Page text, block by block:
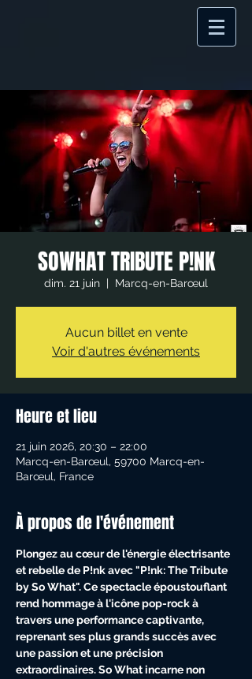
SOWHAT TRIBUTE P!NK
dim. 21 juin
  |
Marcq-en-Barœul
Aucun billet en vente
Voir d'autres événements
Heure et lieu
21 juin 2026, 20:30 – 22:00
Marcq-en-Barœul, 59700 Marcq-en-
Barœul, France
À propos de l'événement
Plongez au cœur de l'énergie électrisante
et rebelle de P!nk avec "P!nk: The Tribute
by So What". Ce spectacle époustouflant
rend hommage à l'icône pop-rock à
travers une performance captivante,
reprenant ses plus grands succès avec
une passion et une précision
extraordinaires. So What incarne non